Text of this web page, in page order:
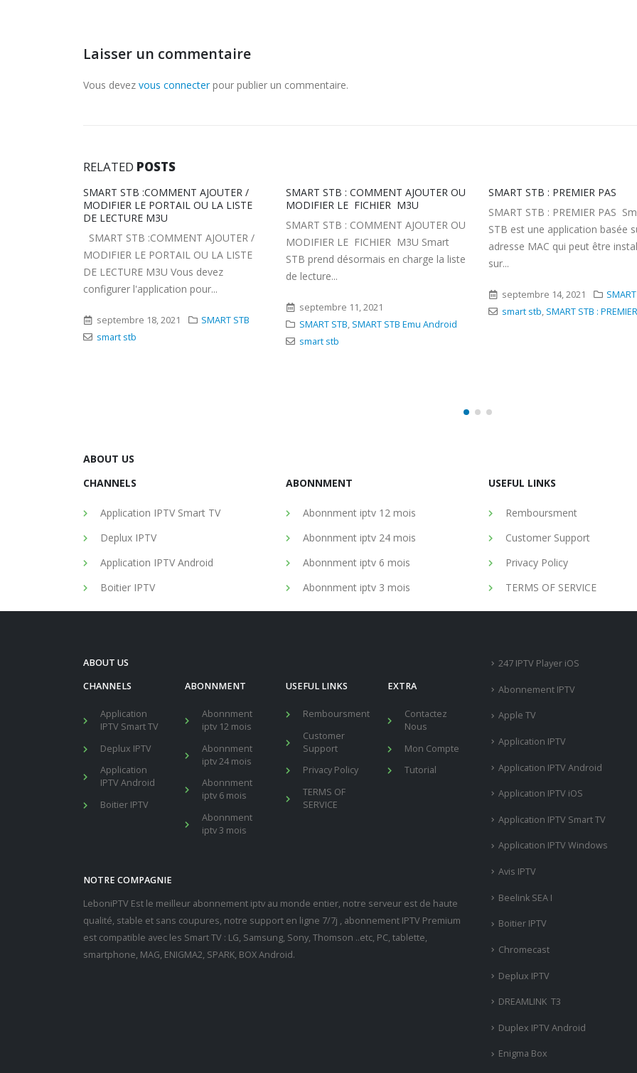
Laisser un commentaire
Vous devez vous connecterpour publier un commentaire.
RELATED POSTS
SMART STB : COMMENT AJOUTER OU
MODIFIER LE FICHIER M3U
SMART STB : COMMENT AJOUTER OU
MODIFIER LE FICHIER M3U Smart
STB prend désormais en charge la liste
de lecture...
SMART STB SMART STB Emu Android
smart stb
SMART STB : PREMIER PAS
SMART STB : PREMIER PAS Smart
STB est une application basée sur une
adresse MAC qui peut être installée
sur...
smart stb,SMART STB : PREMIER PAS
SMART STB : YOUR STB IS
Si vous recevez un message
celui-ci: SMART STB : YOUR
BLOCKED CALL YOUR
septembre 21, 2021
ABOUT US
CHANNELS
Application IPTV Smart TV
Deplux IPTV
Application IPTV Android
Boitier IPTV
ABONNMENT
Abonnment iptv 12 mois
Abonnment iptv 24 mois
Abonnment iptv 6 mois
Abonnment iptv 3 mois
USEFUL LINKS
Remboursment
Customer Support
Privacy Policy
TERMS OF SERVICE
ABOUT US
CHANNELS
Application
IPTV Smart TV
Deplux IPTV
Application
IPTV Android
Boitier IPTV
ABONNMENT
Abonnment
iptv 12 mois
Abonnment
iptv 24 mois
Abonnment
iptv 6 mois
Abonnment
iptv 3 mois
USEFUL LINKS
Remboursment
Customer
Support
Privacy Policy
TERMS OF
SERVICE
EXTRA
Contactez
Nous
Mon Compte
Tutorial
NOTRE COMPAGNIE
LeboniPTV Est le meilleur abonnement iptv au monde entier, notre serveur est de haute
qualité, stable et sans coupures, notre support en ligne 7/7j , abonnement IPTV Premium
est compatible avec les Smart TV : LG, Samsung, Sony, Thomson ..etc, PC, tablette,
smartphone, MAG, ENIGMA2, SPARK, BOX Android.
247 IPTV Player iOS
Abonnement IPTV
Apple TV
Application IPTV
Application IPTV Android
Application IPTV iOS
Application IPTV Smart TV
Application IPTV Windows
Avis IPTV
Beelink SEA I
Boitier IPTV
Chromecast
Deplux IPTV
DREAMLINK T3
Duplex IPTV Android
Enigma Box